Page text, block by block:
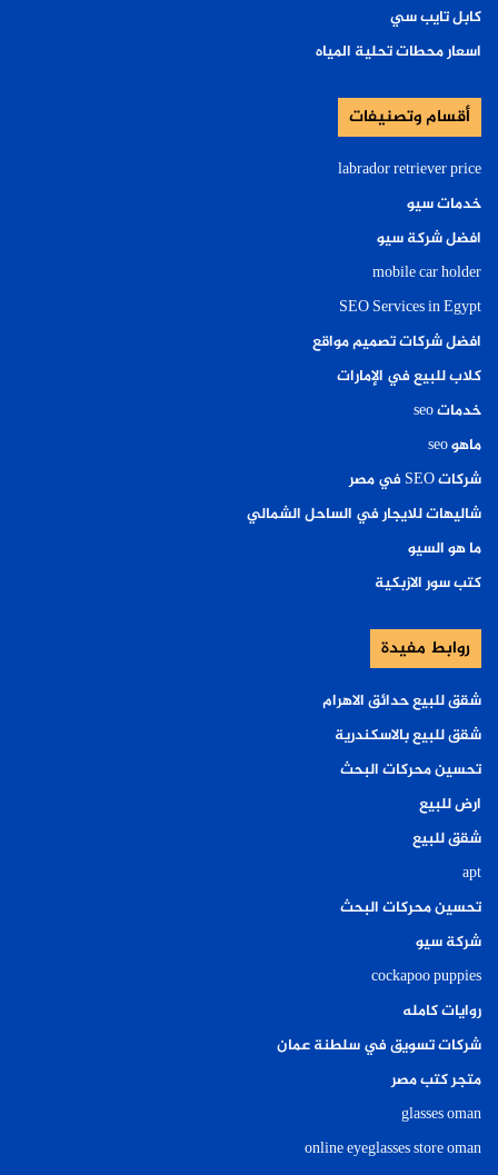
كابل تايب سي
اسعار محطات تحلية المياه
أقسام وتصنيفات
labrador retriever price
خدمات سيو
افضل شركة سيو
mobile car holder
SEO Services in Egypt
افضل شركات تصميم مواقع
كلاب للبيع في الإمارات
خدمات seo
ماهو seo
شركات SEO في مصر
شاليهات للايجار في الساحل الشمالي
ما هو السيو
كتب سور الازبكية
روابط مفيدة
شقق للبيع حدائق الاهرام
شقق للبيع بالاسكندرية
تحسين محركات البحث
ارض للبيع
شقق للبيع
apt
تحسين محركات البحث
شركة سيو
cockapoo puppies
روايات كامله
شركات تسويق في سلطنة عمان
متجر كتب مصر
glasses oman
online eyeglasses store oman